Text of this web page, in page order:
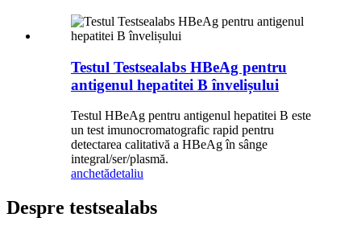
Testul Testsealabs HBeAg pentru
antigenul hepatitei B învelișului
Testul HBeAg pentru antigenul hepatitei B este
un test imunocromatografic rapid pentru
detectarea calitativă a HBeAg în sânge
integral/ser/plasmă.
anchetădetaliu
Despre testsealabs